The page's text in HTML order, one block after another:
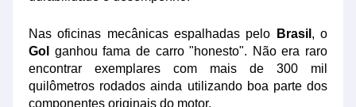
Nas oficinas mecânicas espalhadas pelo Brasil , o
Gol
ganhou fama de carro "honesto". Não era raro
encontrar exemplares com mais de 300 mil
quilômetros rodados ainda utilizando boa parte dos
componentes originais do motor.